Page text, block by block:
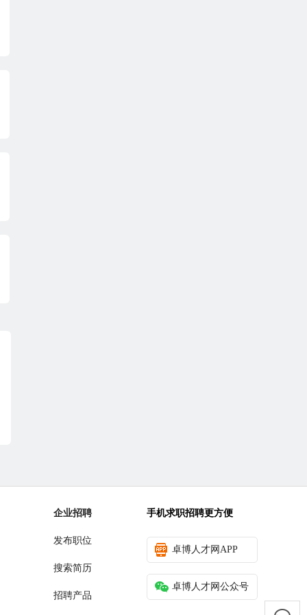
企业招聘
发布职位
搜索简历
招聘产品
手机求职招聘更方便
卓博人才网APP
卓博人才网公众号